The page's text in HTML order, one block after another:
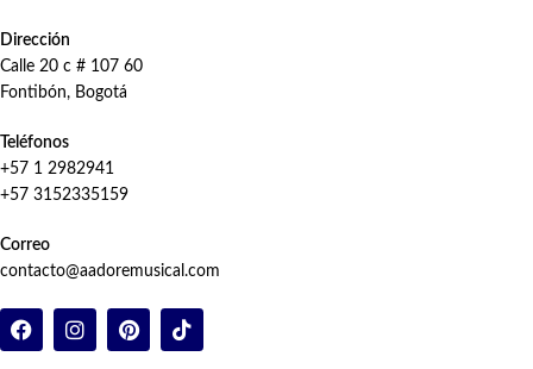
Dirección
Calle 20 c # 107 60
Fontibón, Bogotá
Teléfonos
+57 1 2982941
+57 3152335159
Correo
contacto@aadoremusical.com